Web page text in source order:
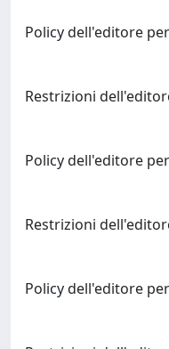
Policy dell'editore per
Restrizioni
Policy dell'editore per
Restrizioni
Policy dell'editore